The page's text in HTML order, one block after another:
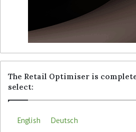
The Retail Optimiser is
select:
English Deutsch